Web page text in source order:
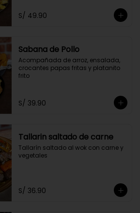
S/ 49.90
Sabana de Pollo
Acompañada de arroz, ensalada,
crocantes papas fritas y platanito
frito
S/ 39.90
Tallarin saltado de carne
Tallarín saltado al wok con carne y
vegetales
S/ 36.90